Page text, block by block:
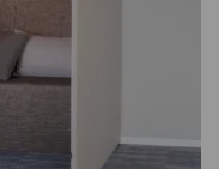
Praktischer, integrierter
Schall Einfache
Füße, die